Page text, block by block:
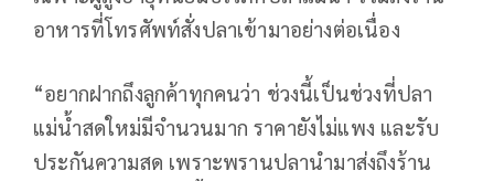
อาหารที่โทรศัพท์สั่งปลาเข้ามาอย่างต่อเนื่อง
“อยากฝากถึงลูกค้าทุกคนว่า ช่วงนี้เป็นช่วงที่ปลา
แม่น้ำสดใหม่มีจำนวนมาก ราคายังไม่แพง และรับ
ประกันความสด เพราะพรานปลานำมาส่งถึงร้าน